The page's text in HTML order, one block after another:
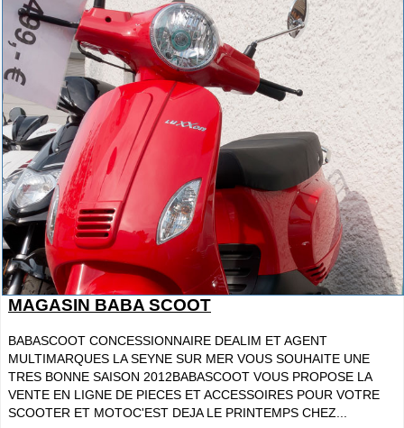
MAGASIN BABA SCOOT
BABASCOOT CONCESSIONNAIRE DEALIM ET AGENT
MULTIMARQUES LA SEYNE SUR MER VOUS SOUHAITE UNE
TRES BONNE SAISON 2012BABASCOOT VOUS PROPOSE LA
VENTE EN LIGNE DE PIECES ET ACCESSOIRES POUR VOTRE
SCOOTER ET MOTOC'EST DEJA LE PRINTEMPS CHEZ...